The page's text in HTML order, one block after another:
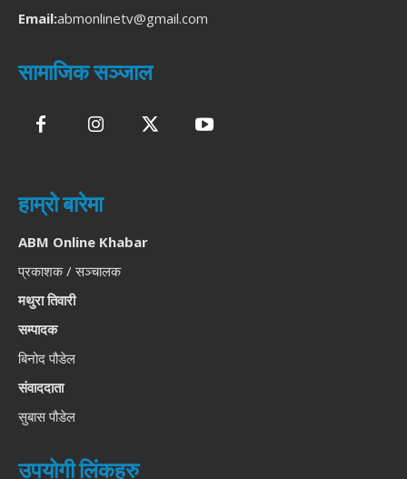
Email:abmonlinetv@gmail.com
सामाजिक सञ्जाल
हाम्रो बारेमा
ABM Online Khabar
प्रकाशक / सञ्चालक
मथुरा तिवारी
सम्पादक
बिनोद पौडेल
संवाददाता
सुबास पौडेल
उपयोगी लिंकहरु